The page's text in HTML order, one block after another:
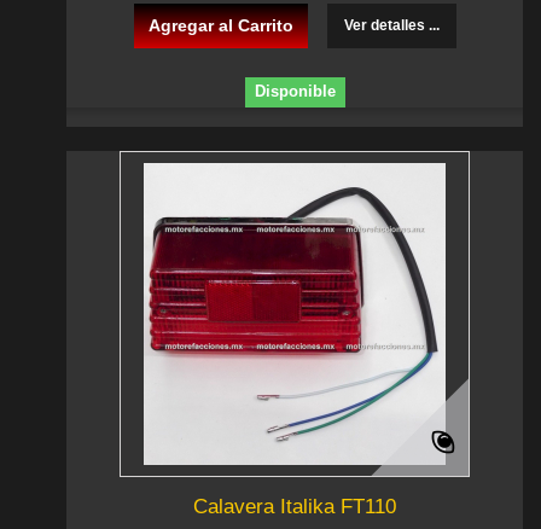
Agregar al Carrito Ver detalles ...
Disponible
Calavera Italika FT110